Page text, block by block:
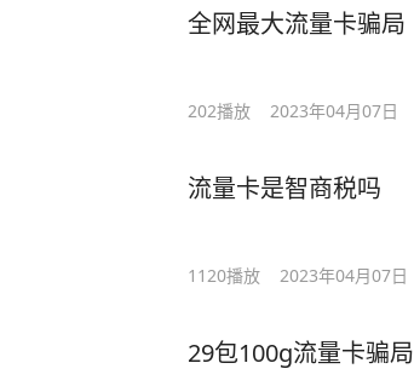
全网最大流量卡骗局
202播放 2023年04月07日
流量卡是智商税吗
1120播放 2023年04月07日
29包100g流量卡骗局